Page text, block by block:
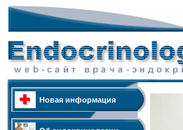
Новая информация